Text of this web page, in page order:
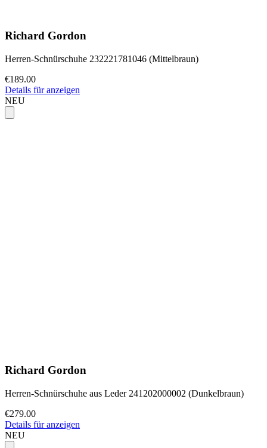
Richard Gordon
Herren-Schnürschuhe 232221781046 (Mittelbraun)
€189.00
Details für anzeigen
NEU
Richard Gordon
Herren-Schnürschuhe aus Leder 241202000002 (Dunkelbraun)
€279.00
Details für anzeigen
NEU